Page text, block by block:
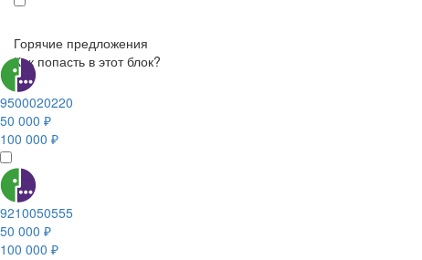
Горячие предложения
Как попасть в этот блок?
9500020220
50 000 ₽
100 000 ₽
9210050555
50 000 ₽
100 000 ₽